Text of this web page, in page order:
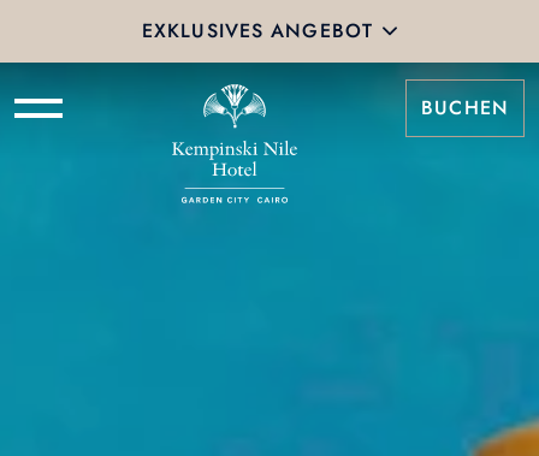
EXKLUSIVES ANGEBOT
BUCHEN